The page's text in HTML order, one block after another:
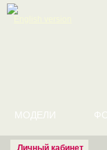
Личный кабинет
МОДЕЛИ